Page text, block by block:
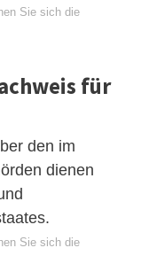
Sie sich die
für
den im
dienen
Sie sich die